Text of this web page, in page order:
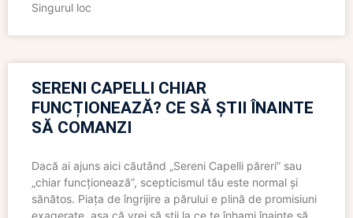
Singurul loc
SERENI CAPELLI CHIAR
FUNCȚIONEAZĂ? CE SĂ ȘTII ÎNAINTE
SĂ COMANZI
Dacă ai ajuns aici căutând „Sereni Capelli păreri” sau
„chiar funcționează”, scepticismul tău este normal și
sănătos. Piața de îngrijire a părului e plină de promisiuni